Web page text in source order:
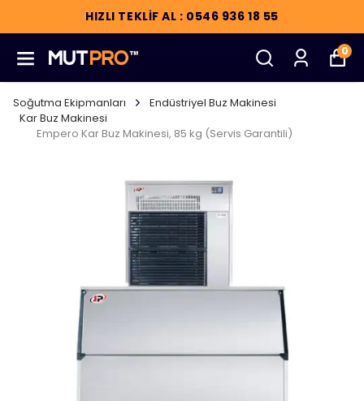
HIZLI TEKLİF AL : 0546 936 18 55
0
Soğutma Ekipmanları
Endüstriyel Buz Makinesi
Kar Buz Makinesi
Empero Kar Buz Makinesi, 85 kg (Servis Garantili)